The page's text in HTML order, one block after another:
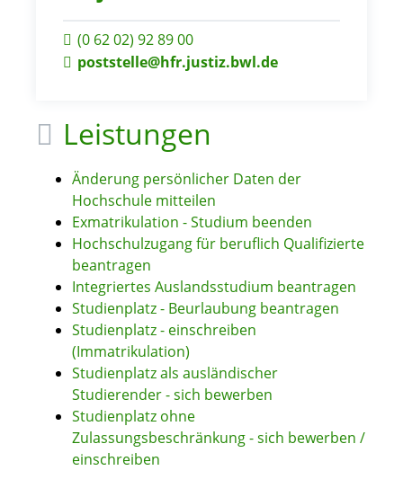
(0 62 02) 92 89 00
poststelle@hfr.justiz.bwl.de
Leistungen
Änderung persönlicher Daten der
Hochschule mitteilen
Exmatrikulation - Studium beenden
Hochschulzugang für beruflich Qualifizierte
beantragen
Integriertes Auslandsstudium beantragen
Studienplatz - Beurlaubung beantragen
Studienplatz - einschreiben
(Immatrikulation)
Studienplatz als ausländischer
Studierender - sich bewerben
Studienplatz ohne
Zulassungsbeschränkung - sich bewerben /
einschreiben